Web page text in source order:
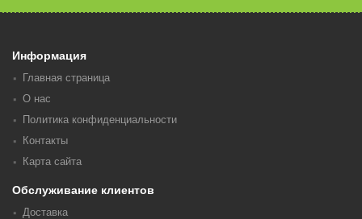
Информация
Главная страница
О нас
Политика конфиденциальности
Контакты
Карта сайта
Обслуживание клиентов
Доставка